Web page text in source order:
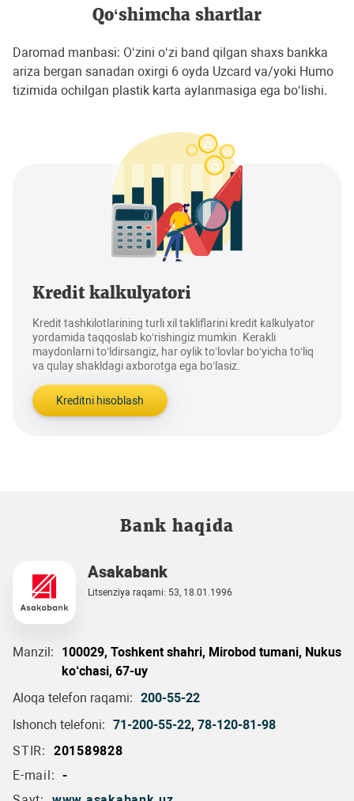
Qo‘shimcha shartlar
Daromad manbasi: O‘zini o‘zi band qilgan shaxs bankka
ariza bergan sanadan oxirgi 6 oyda Uzcard va/yoki Humo
tizimida ochilgan plastik karta aylanmasiga ega bo‘lishi.
Kredit kalkulyatori
Kredit tashkilotlarining turli xil takliflarini kredit kalkulyator
yordamida taqqoslab ko‘rishingiz mumkin. Kerakli
maydonlarni to‘ldirsangiz, har oylik to‘lovlar bo‘yicha to‘liq
va qulay shakldagi axborotga ega bo‘lasiz.
Kreditni hisoblash
Bank haqida
Asakabank
Litsenziya raqami: 53, 18.01.1996
Manzil:
100029, Toshkent shahri, Mirobod tumani, Nukus
ko‘chasi, 67-uy
Aloqa telefon raqami: 200-55-22
Ishonch telefoni: 71-200-55-22, 78-120-81-98
STIR:
201589828
E-mail: -